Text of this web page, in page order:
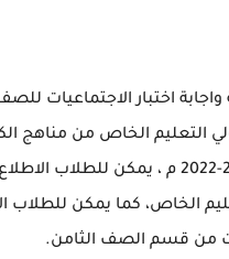
اختبار الاجتماعيات
التعليم الخاص من مناهج
الدراسي 2021-2022 م ، يمكن للطلاب
الخاص، كما يمكن للطلاب
من قسم الصف الثامن.